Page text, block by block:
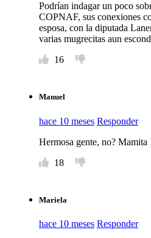
Podrían indagar un poco
COPNAF, sus conexiones
esposa, con la diputada
varias mugrecitas aun
16
Manuel
hace 10 meses Responder
Hermosa gente, no? Mamita
18
Mariela
hace 10 meses Responder